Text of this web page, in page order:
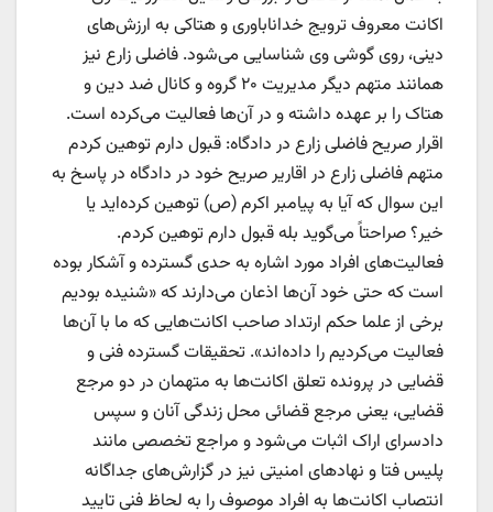
اکانت معروف ترویج خداناباوری و هتاکی به ارزش‌‎های
دینی، روی گوشی وی شناسایی می‌شود. فاضلی زارع نیز
همانند متهم دیگر مدیریت ۲۰ گروه و کانال ضد دین و
هتاک را بر عهده داشته و در آن‌ها فعالیت می‌کرده است.
اقرار صریح فاضلی زارع در دادگاه: قبول دارم توهین کردم
متهم فاضلی زارع در اقاریر صریح خود در دادگاه در پاسخ به
این سوال که آیا به پیامبر اکرم (ص) توهین کرده‌اید یا
خیر؟ صراحتاً می‌گوید بله قبول دارم توهین کردم.
فعالیت‌های افراد مورد اشاره به حدی گسترده و آشکار بوده
است که حتی خود آن‌ها اذعان می‌دارند که «شنیده بودیم
برخی از علما حکم ارتداد صاحب اکانت‌هایی که ما با آن‌ها
فعالیت می‌کردیم را داده‌اند». تحقیقات گسترده فنی و
قضایی در پرونده تعلق اکانت‌ها به متهمان در دو مرجع
قضایی، یعنی مرجع قضائی محل زندگی آنان و سپس
دادسرای اراک اثبات می‌شود و مراجع تخصصی مانند
پلیس فتا و نهاد‌های امنیتی نیز در گزارش‌های جداگانه
انتصاب اکانت‌ها به افراد موصوف را به لحاظ فنی تایید